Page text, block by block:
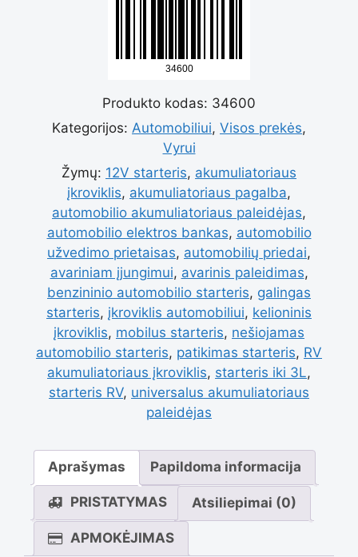
Nešiojamas
12V
automobilio
starteris
ir
RV
akumuliatoriaus
įkroviklis
(iki
Produkto kodas: 34600
Kategorijos: Automobiliui, Visos prekės,
Vyrui
Žymų: 12V starteris, akumuliatoriaus
įkroviklis, akumuliatoriaus pagalba,
automobilio akumuliatoriaus paleidėjas,
automobilio elektros bankas, automobilio
užvedimo prietaisas, automobilių priedai,
avariniam įjungimui, avarinis paleidimas,
benzininio automobilio starteris, galingas
starteris, įkroviklis automobiliui, kelioninis
įkroviklis, mobilus starteris, nešiojamas
automobilio starteris, patikimas starteris, RV
akumuliatoriaus įkroviklis, starteris iki 3L,
starteris RV, universalus akumuliatoriaus
paleidėjas
Aprašymas Papildoma informacija
PRISTATYMAS Atsiliepimai (0)
APMOKĖJIMAS